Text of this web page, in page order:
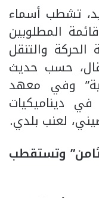
تشطب أسماء
المطلوبين
الحركة والتنقل
حسب حديث
وفي معهد
ديناميكيات
لعنب بلدي.
وتستقطب